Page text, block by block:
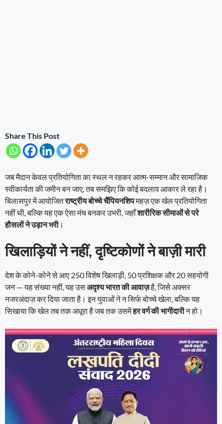
Share This Post
जब मैदान केवल प्रतियोगिता का स्थल न रहकर आत्म-सम्मान और सामाजिक
स्वीकार्यता की जमीन बन जाए, तब समझिए कि कोई बदलाव आकार ले रहा है।
बिलासपुर में आयोजितराष्ट्रीय बोच्चे चैंपियनशिपमहज़ एक खेल प्रतियोगिता
नहीं थी, बल्कि यह एक ऐसा मंच बनकर उभरी, जहाँशारीरिक सीमाओं से परे
हौसलों ने उड़ान भरी।
खिलाड़ियों ने नहीं, दृष्टिकोणों ने बाज़ी मारी
देश के कोने-कोने से आए 250 विशेष खिलाड़ी, 50 प्रशिक्षक और 20 सहयोगी
जन — यह संख्या नहीं, यह उसअदृश्य भारत की आवाज़है, जिसे अक्सर
नजरअंदाज़ कर दिया जाता है। इन युवाओं ने न सिर्फ बोच्चे खेला, बल्कि यह
सिखाया कि खेल तब तक अधूरा है जब तक उसमेंहर वर्ग की भागीदारीन हो।